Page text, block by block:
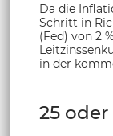
Da die
Schritt in
(Fed) von 2
in der
25